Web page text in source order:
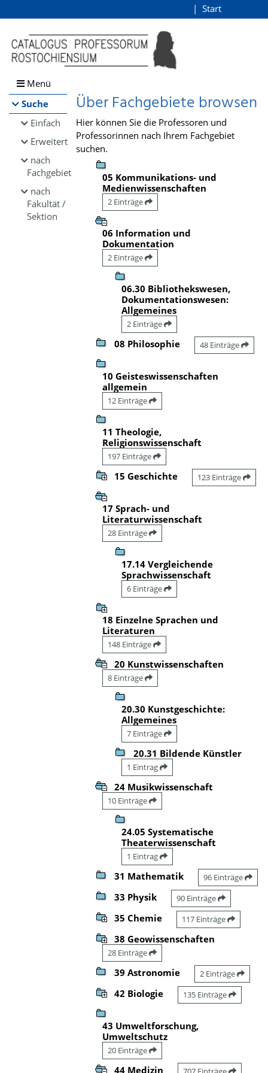
Browsen
direkt zum Inhalt
Start
Menü
Suche
Einfach
Erweitert
nach
Fachgebiet
nach
Fakultät /
Sektion
Über Fachgebiete browsen
Hier können Sie die Professoren und
Professorinnen nach Ihrem Fachgebiet
suchen.
05 Kommunikations- und
Medienwissenschaften
2 Einträge
06 Information und
Dokumentation
2 Einträge
06.30 Bibliothekswesen,
Dokumentationswesen:
Allgemeines
2 Einträge
08 Philosophie 48 Einträge
10 Geisteswissenschaften
allgemein
12 Einträge
11 Theologie,
Religionswissenschaft
197 Einträge
15 Geschichte 123 Einträge
17 Sprach- und
Literaturwissenschaft
28 Einträge
17.14 Vergleichende
Sprachwissenschaft
6 Einträge
18 Einzelne Sprachen und
Literaturen
148 Einträge
20 Kunstwissenschaften
8 Einträge
20.30 Kunstgeschichte:
Allgemeines
7 Einträge
20.31 Bildende Künstler
1 Eintrag
24 Musikwissenschaft
10 Einträge
24.05 Systematische
Theaterwissenschaft
1 Eintrag
31 Mathematik 96 Einträge
33 Physik 90 Einträge
35 Chemie 117 Einträge
38 Geowissenschaften
28 Einträge
39 Astronomie 2 Einträge
42 Biologie 135 Einträge
43 Umweltforschung,
Umweltschutz
20 Einträge
44 Medizin